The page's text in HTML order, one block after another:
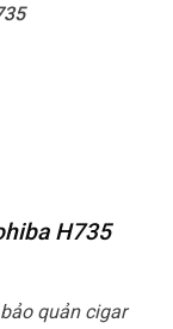
H735
quản cigar